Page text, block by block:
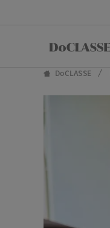
DoCLASSE